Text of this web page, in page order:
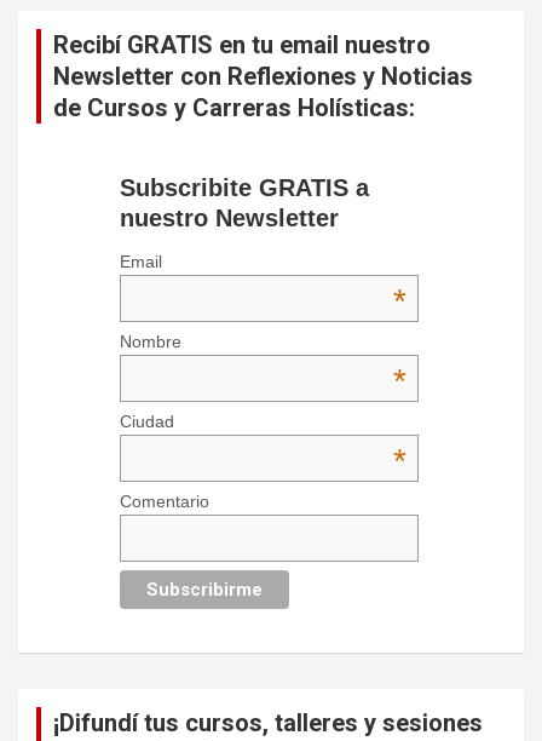
Recibí GRATIS en tu email nuestro
Newsletter con Reflexiones y Noticias
de Cursos y Carreras Holísticas:
Subscribite GRATIS a
nuestro Newsletter
Email
*
Nombre
*
Ciudad
*
Comentario
¡Difundí tus cursos, talleres y sesiones